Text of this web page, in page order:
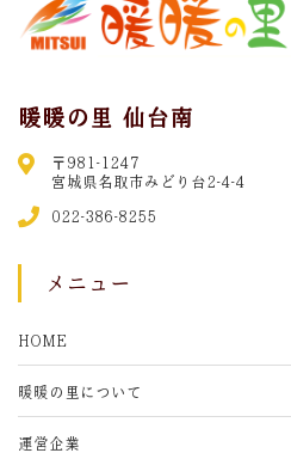
暖暖の里 仙台南
〒981-1247
宮城県名取市みどり台2-4-4
022-386-8255
メニュー
HOME
暖暖の里について
運営企業